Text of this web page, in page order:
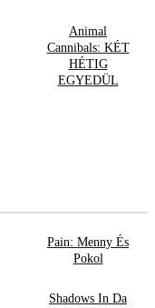
Animal
Cannibals: KÉT
HÉTIG
EGYEDÜL
Pain: Menny És
Pokol
Shadows In Da